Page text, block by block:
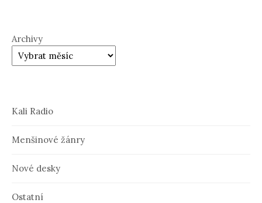
Archivy
Kali Radio
Menšinové žánry
Nové desky
Ostatní